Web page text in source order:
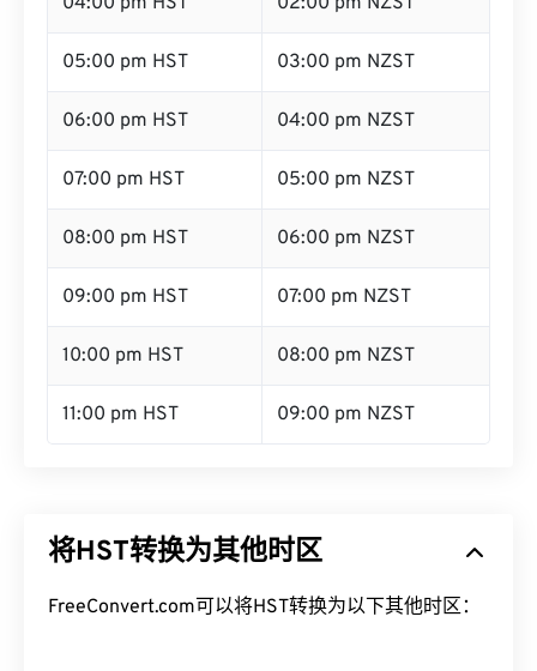
05:00 pm HST 03:00 pm NZST
06:00 pm HST 04:00 pm NZST
07:00 pm HST 05:00 pm NZST
08:00 pm HST 06:00 pm NZST
09:00 pm HST 07:00 pm NZST
10:00 pm HST 08:00 pm NZST
11:00 pm HST 09:00 pm NZST
将HST转换为其他时区
FreeConvert.com可以将HST转换为以下其他时区：